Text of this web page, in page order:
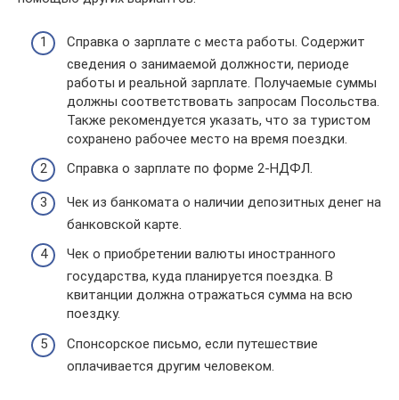
Справка о зарплате с места работы. Содержит
сведения о занимаемой должности, периоде
работы и реальной зарплате. Получаемые суммы
должны соответствовать запросам Посольства.
Также рекомендуется указать, что за туристом
сохранено рабочее место на время поездки.
Справка о зарплате по форме 2-НДФЛ.
Чек из банкомата о наличии депозитных денег на
банковской карте.
Чек о приобретении валюты иностранного
государства, куда планируется поездка. В
квитанции должна отражаться сумма на всю
поездку.
Спонсорское письмо, если путешествие
оплачивается другим человеком.